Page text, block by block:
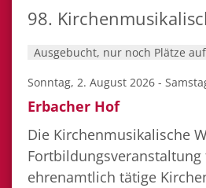
98.
Ausgebucht, nur noch Plätze
Sonntag, 2. August 2026 -
Erbacher Hof
Die Kirchenmusikalische
ehrenamtlich tätige